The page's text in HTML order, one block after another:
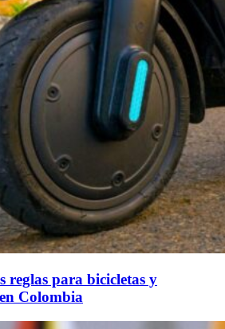
reglas para bicicletas y
Colombia